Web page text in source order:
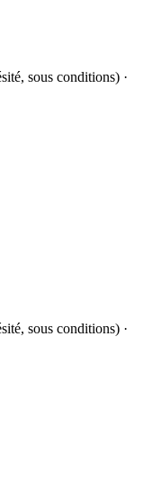
sous conditions) ·
sous conditions) ·